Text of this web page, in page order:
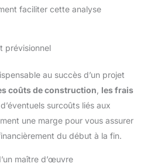
faciliter cette analyse
prévisionnel
au succès d’un projet
coûts de construction les frais
d’éventuels surcoûts liés aux
une marge pour vous assurer
du début à la fin.
maître d’œuvre